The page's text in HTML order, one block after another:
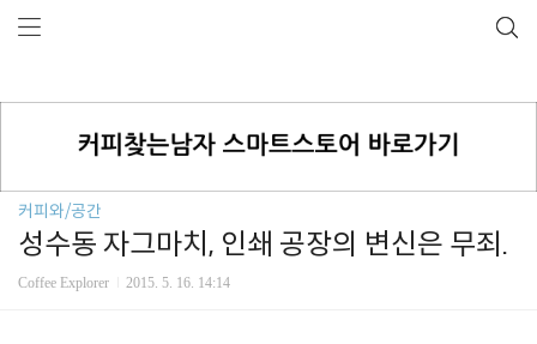
커피와/공간
성수동 자그마치, 인쇄 공장의 변신은 무죄.
Coffee Explorer 2015. 5. 16. 14:14